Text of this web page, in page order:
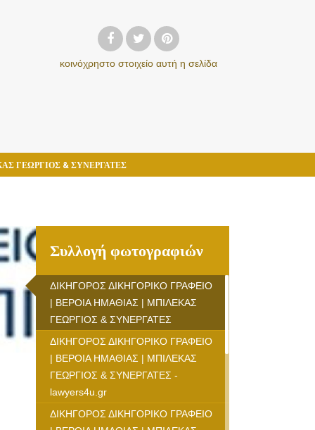
κοινόχρηστο στοιχείο αυτή η σελίδα
ΓΕΩΡΓΙΟΣ & ΣΥΝΕΡΓΑΤΕΣ
Συλλογή φωτογραφιών
ΔΙΚΗΓΟΡΟΣ ΔΙΚΗΓΟΡΙΚΟ ΓΡΑΦΕΙΟ
| ΒΕΡΟΙΑ ΗΜΑΘΙΑΣ | ΜΠΙΛΕΚΑΣ
ΓΕΩΡΓΙΟΣ & ΣΥΝΕΡΓΑΤΕΣ
ΔΙΚΗΓΟΡΟΣ ΔΙΚΗΓΟΡΙΚΟ ΓΡΑΦΕΙΟ
| ΒΕΡΟΙΑ ΗΜΑΘΙΑΣ | ΜΠΙΛΕΚΑΣ
ΓΕΩΡΓΙΟΣ & ΣΥΝΕΡΓΑΤΕΣ -
lawyers4u.gr
ΔΙΚΗΓΟΡΟΣ ΔΙΚΗΓΟΡΙΚΟ ΓΡΑΦΕΙΟ